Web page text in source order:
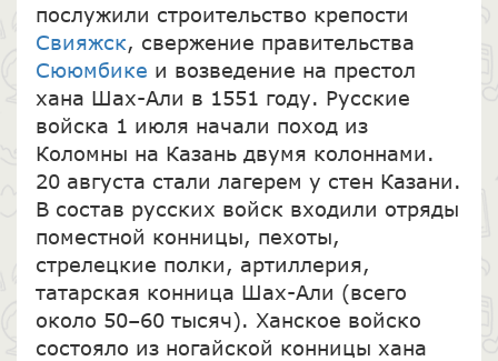
послужили строительство крепости
Свияжск, свержение правительства
Сююмбике и возведение на престол
хана Шах-Али в 1551 году. Русские
войска 1 июля начали поход из
Коломны на Казань двумя колоннами.
20 августа стали лагерем у стен Казани.
В состав русских войск входили отряды
поместной конницы, пехоты,
стрелецкие полки, артиллерия,
татарская конница Шах-Али (всего
около 50–60 тысяч). Ханское войско
состояло из ногайской конницы хана